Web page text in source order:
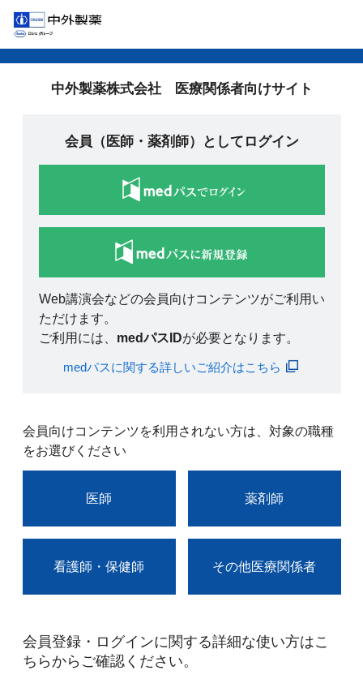
中外製薬株式会社 医療関係者向けサイト
会員（医師・薬剤師）としてログイン
Web講演会などの会員向けコンテンツがご利用い
ただけます。
ご利用には、 medパスIDが必要となります。
medパスに関する詳しいご紹介はこちら
会員向けコンテンツを利用されない方は、対象の職種
をお選びください
医師 薬剤師
看護師・保健師 その他医療関係者
会員登録・ログインに関する詳細な使い方はこ
ちらからご確認ください。​